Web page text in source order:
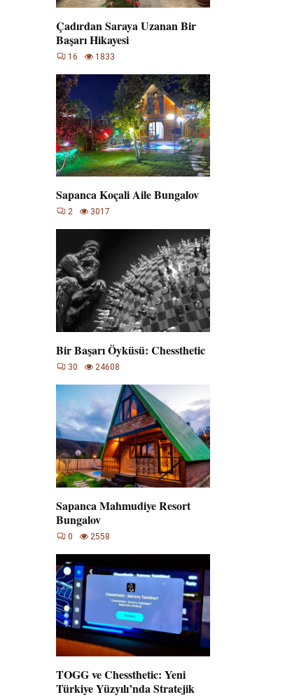
Çadırdan Saraya Uzanan Bir
Başarı Hikayesi
16 1833
Sapanca Koçali Aile Bungalov
2 3017
Bir Başarı Öyküsü: Chessthetic
30 24608
Sapanca Mahmudiye Resort
Bungalov
0 2558
TOGG ve Chessthetic: Yeni
Türkiye Yüzyılı’nda Stratejik